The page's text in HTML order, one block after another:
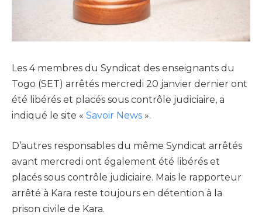
Les 4 membres du Syndicat des enseignants du
Togo (SET) arrêtés mercredi 20 janvier dernier ont
été libérés et placés sous contrôle judiciaire, a
indiqué le site « Savoir News ».
D’autres responsables du même Syndicat arrêtés
avant mercredi ont également été libérés et
placés sous contrôle judiciaire. Mais le rapporteur
arrêté à Kara reste toujours en détention à la
prison civile de Kara.